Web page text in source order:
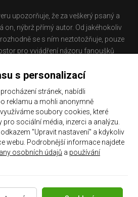
upozorňuje, že za veškerý psaný a
on, nýbrž přímý autor. Od jakéhokoliv
se s ním neztotožňuje, pouze
pro vyjádření názoru fanoušků
který někteří lidé mohou
zákona č. 480/2004 Sb., o některých
a o změně některých zákonů
informační společnosti) a
zákona, odpovědni za příspěvky
těchto stránek.
s personalizací
stránek, nabídli
reklamu a mohli anonymně
soubory cookies, které
sociální média, inzerci a analýzu.
"Upravit nastavení" a kdykoliv
webu. Podrobnější informace najdete
osobních údajů a používání